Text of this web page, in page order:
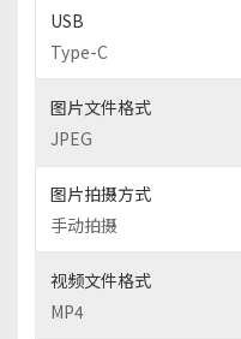
USB
Type-C
图片文件格式
JPEG
图片拍摄方式
手动拍摄
视频文件格式
MP4